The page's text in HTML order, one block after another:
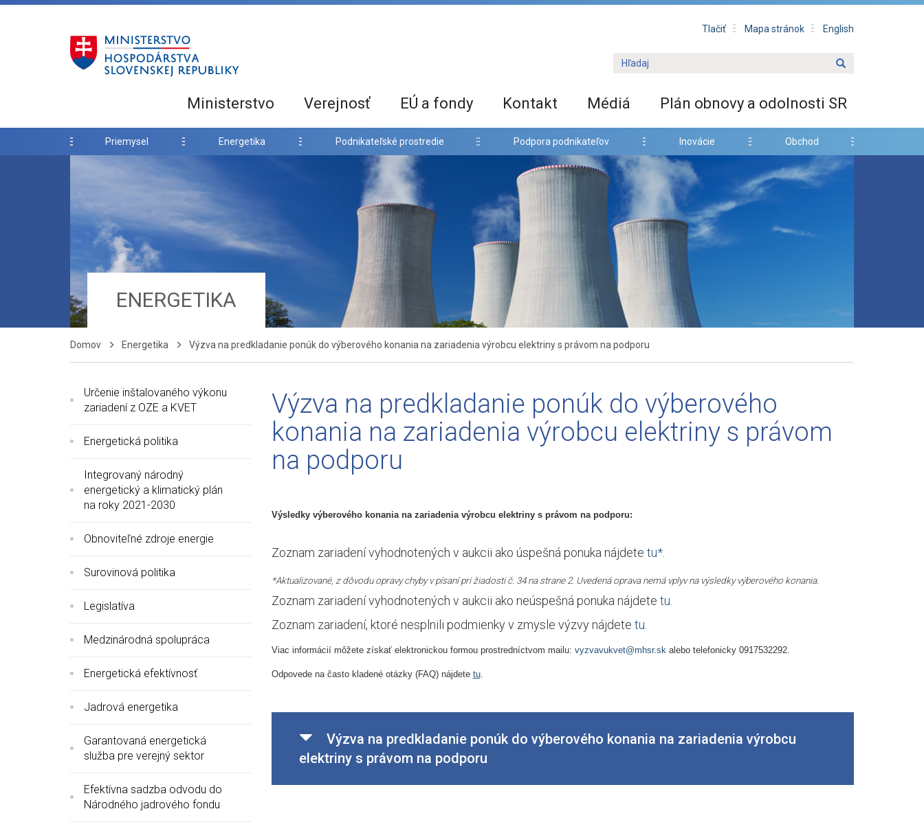
Tlačiť Mapa stránok English
Ministerstvo Verejnosť EÚ a fondy Kontakt Médiá Plán obnovy a odolnosti SR
Priemysel Energetika Podnikateľské prostredie Podpora podnikateľov Inovácie Obchod
ENERGETIKA
Domov Energetika Výzva na predkladanie ponúk do výberového konania na zariadenia výrobcu elektriny s právom na podporu
Určenie inštalovaného výkonu
zariadení z OZE a KVET
Energetická politika
Integrovaný národný
energetický a klimatický plán
na roky 2021-2030
Obnoviteľné zdroje energie
Surovinová politika
Legislatíva
Medzinárodná spolupráca
Energetická efektívnosť
Jadrová energetika
Garantovaná energetická
služba pre verejný sektor
Efektívna sadzba odvodu do
Národného jadrového fondu
Výzva na predkladanie ponúk do výberového
konania na zariadenia výrobcu elektriny s právom
na podporu
Výsledky výberového konania na zariadenia výrobcu elektriny s právom na podporu:
Zoznam zariadení vyhodnotených v aukcii ako úspešná ponuka nájdete tu*.
*Aktualizované, z dôvodu opravy chyby v písaní pri žiadosti č. 34 na strane 2. Uvedená oprava nemá vplyv na výsledky výberového konania.
Zoznam zariadení vyhodnotených v aukcii ako neúspešná ponuka nájdete tu.
Zoznam zariadení, ktoré nesplnili podmienky v zmysle výzvy nájdete tu.
Viac informácií môžete získať elektronickou formou prostredníctvom mailu: vyzvavukvet@mhsr.sk alebo telefonicky 0917532292.
Odpovede na často kladené otázky (FAQ) nájdete tu.
Výzva na predkladanie ponúk do výberového konania na zariadenia výrobcu
elektriny s právom na podporu